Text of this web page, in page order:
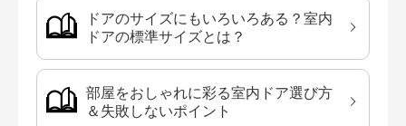
ドアのサイズにもいろいろある？室内
ドアの標準サイズとは？
部屋をおしゃれに彩る室内ドア選び方
＆失敗しないポイント